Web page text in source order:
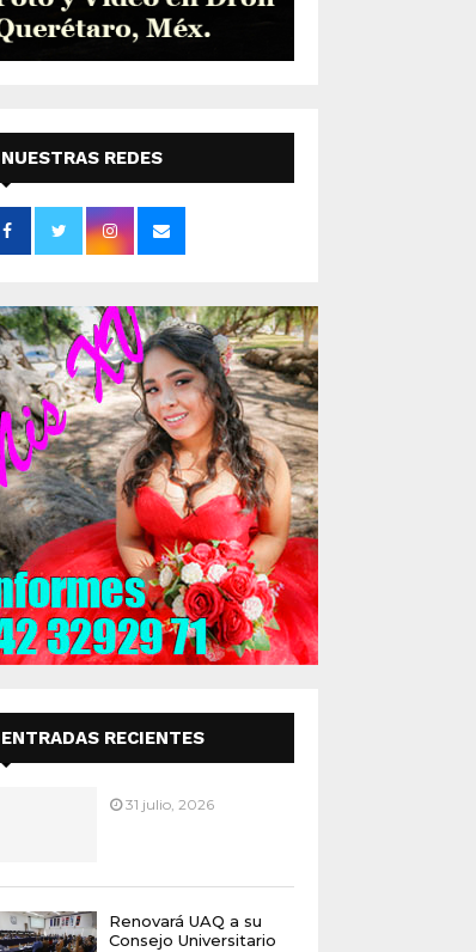
NUESTRAS REDES
SOCIALES
ENTRADAS RECIENTES
31 julio, 2026
Renovará UAQ a su
Consejo Universitario